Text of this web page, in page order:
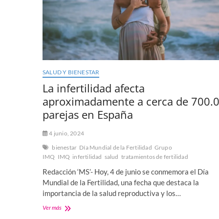
SALUD Y BIENESTAR
La infertilidad afecta
aproximadamente a cerca de
parejas en España
4 junio, 2024
bienestar Día Mundial de la Fertilidad Grupo
IMQ IMQ infertilidad salud tratamientos de fertilidad
Redacción ‘MS’- Hoy, 4 de junio se conmemora el Día
Mundial de la Fertilidad, una fecha que destaca la
importancia de la salud reproductiva y los…
Ver másLa